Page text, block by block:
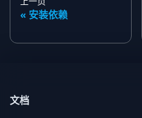
安装依赖
文档